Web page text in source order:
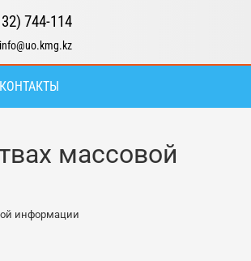
744-114
info@uo.kmg.kz
КОНТАКТЫ
массовой
информации